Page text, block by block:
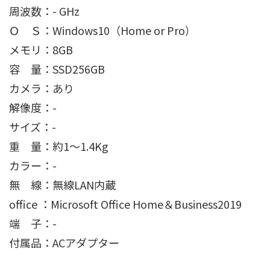
周波数：- GHz
Ｏ Ｓ：Windows10（Home or Pro）
メモリ：8GB
容 量：SSD256GB
カメラ：あり
解像度：-
サイズ：-
重 量：約1〜1.4Kg
カラー：-
無 線：無線LAN内蔵
office ：Microsoft Office Home＆Business2019
端 子：-
付属品：ACアダプター